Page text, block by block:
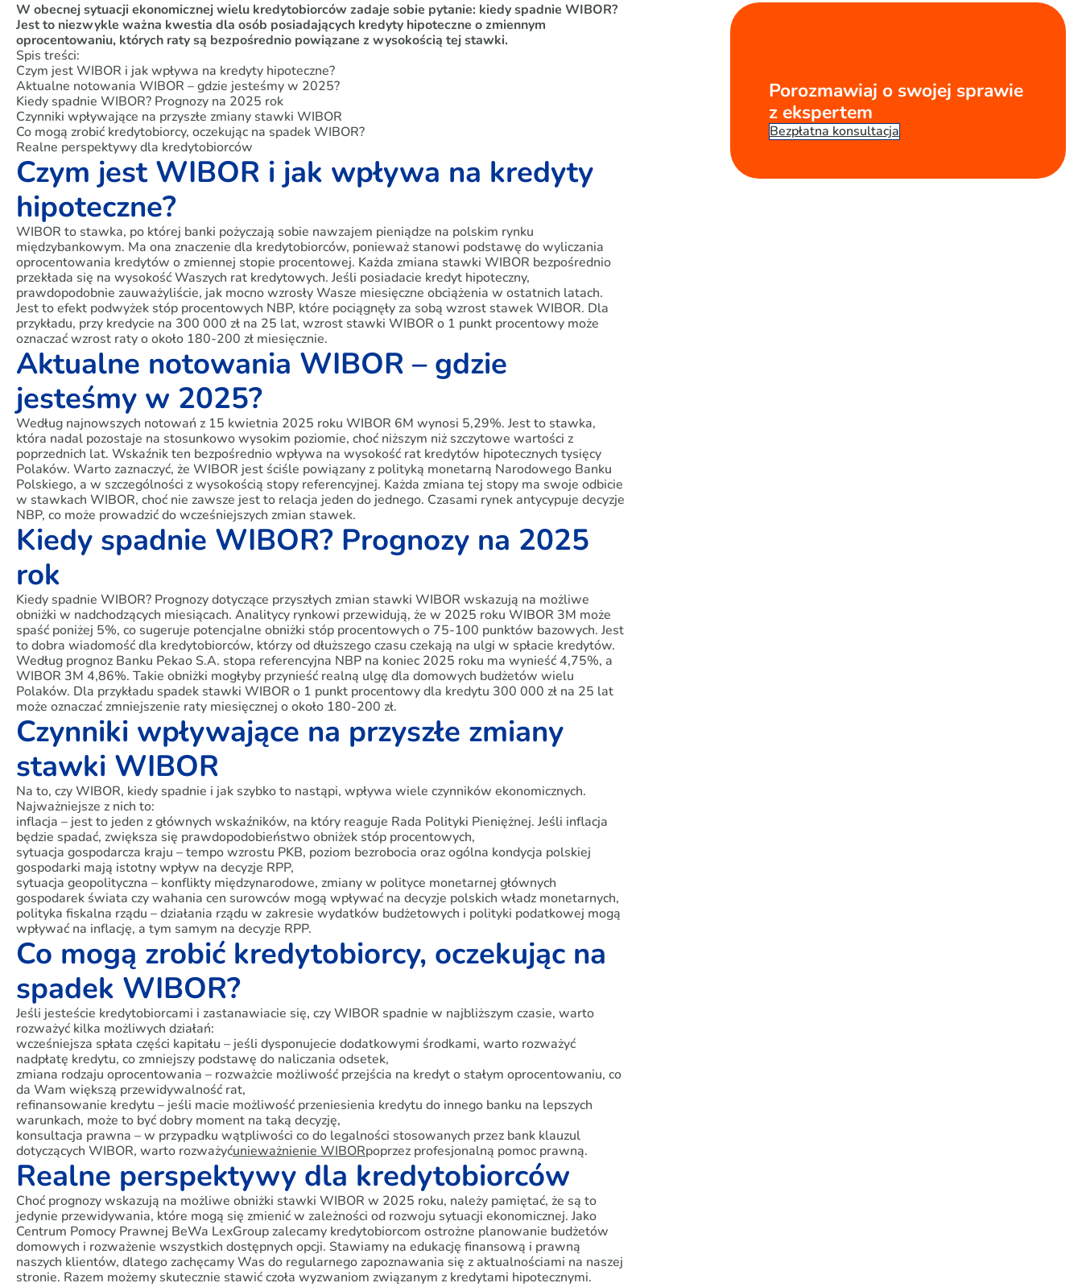
W obecnej sytuacji ekonomicznej wielu kredytobiorców zadaje sobie pytanie: kiedy spadnie WIBOR?
Jest to niezwykle ważna kwestia dla osób posiadających kredyty hipoteczne o zmiennym
oprocentowaniu, których raty są bezpośrednio powiązane z wysokością tej stawki.
Spis treści:
Czym jest WIBOR i jak wpływa na kredyty hipoteczne?
Aktualne notowania WIBOR – gdzie jesteśmy w 2025?
Kiedy spadnie WIBOR? Prognozy na 2025 rok
Czynniki wpływające na przyszłe zmiany stawki WIBOR
Co mogą zrobić kredytobiorcy, oczekując na spadek WIBOR?
Realne perspektywy dla kredytobiorców
Czym jest WIBOR i jak wpływa na kredyty
hipoteczne?
WIBOR to stawka, po której banki pożyczają sobie nawzajem pieniądze na polskim rynku
międzybankowym. Ma ona znaczenie dla kredytobiorców, ponieważ stanowi podstawę do wyliczania
oprocentowania kredytów o zmiennej stopie procentowej. Każda zmiana stawki WIBOR bezpośrednio
przekłada się na wysokość Waszych rat kredytowych. Jeśli posiadacie kredyt hipoteczny,
prawdopodobnie zauważyliście, jak mocno wzrosły Wasze miesięczne obciążenia w ostatnich latach.
Jest to efekt podwyżek stóp procentowych NBP, które pociągnęły za sobą wzrost stawek WIBOR. Dla
przykładu, przy kredycie na 300 000 zł na 25 lat, wzrost stawki WIBOR o 1 punkt procentowy może
oznaczać wzrost raty o około 180-200 zł miesięcznie.
Aktualne notowania WIBOR – gdzie
jesteśmy w 2025?
Według najnowszych notowań z 15 kwietnia 2025 roku WIBOR 6M wynosi 5,29%. Jest to stawka,
która nadal pozostaje na stosunkowo wysokim poziomie, choć niższym niż szczytowe wartości z
poprzednich lat. Wskaźnik ten bezpośrednio wpływa na wysokość rat kredytów hipotecznych tysięcy
Polaków. Warto zaznaczyć, że WIBOR jest ściśle powiązany z polityką monetarną Narodowego Banku
Polskiego, a w szczególności z wysokością stopy referencyjnej. Każda zmiana tej stopy ma swoje odbicie
w stawkach WIBOR, choć nie zawsze jest to relacja jeden do jednego. Czasami rynek antycypuje decyzje
NBP, co może prowadzić do wcześniejszych zmian stawek.
Kiedy spadnie WIBOR? Prognozy na 2025
rok
Kiedy spadnie WIBOR? Prognozy dotyczące przyszłych zmian stawki WIBOR wskazują na możliwe
obniżki w nadchodzących miesiącach. Analitycy rynkowi przewidują, że w 2025 roku WIBOR 3M może
spaść poniżej 5%, co sugeruje potencjalne obniżki stóp procentowych o 75-100 punktów bazowych. Jest
to dobra wiadomość dla kredytobiorców, którzy od dłuższego czasu czekają na ulgi w spłacie kredytów.
Według prognoz Banku Pekao S.A. stopa referencyjna NBP na koniec 2025 roku ma wynieść 4,75%, a
WIBOR 3M 4,86%. Takie obniżki mogłyby przynieść realną ulgę dla domowych budżetów wielu
Polaków. Dla przykładu spadek stawki WIBOR o 1 punkt procentowy dla kredytu 300 000 zł na 25 lat
może oznaczać zmniejszenie raty miesięcznej o około 180-200 zł.
Czynniki wpływające na przyszłe zmiany
stawki WIBOR
Na to, czy WIBOR, kiedy spadnie i jak szybko to nastąpi, wpływa wiele czynników ekonomicznych.
Najważniejsze z nich to:
inflacja – jest to jeden z głównych wskaźników, na który reaguje Rada Polityki Pieniężnej. Jeśli inflacja
będzie spadać, zwiększa się prawdopodobieństwo obniżek stóp procentowych,
sytuacja gospodarcza kraju – tempo wzrostu PKB, poziom bezrobocia oraz ogólna kondycja polskiej
gospodarki mają istotny wpływ na decyzje RPP,
sytuacja geopolityczna – konflikty międzynarodowe, zmiany w polityce monetarnej głównych
gospodarek świata czy wahania cen surowców mogą wpływać na decyzje polskich władz monetarnych,
polityka fiskalna rządu – działania rządu w zakresie wydatków budżetowych i polityki podatkowej mogą
wpływać na inflację, a tym samym na decyzje RPP.
Co mogą zrobić kredytobiorcy, oczekując na
spadek WIBOR?
Jeśli jesteście kredytobiorcami i zastanawiacie się, czy WIBOR spadnie w najbliższym czasie, warto
rozważyć kilka możliwych działań:
wcześniejsza spłata części kapitału – jeśli dysponujecie dodatkowymi środkami, warto rozważyć
nadpłatę kredytu, co zmniejszy podstawę do naliczania odsetek,
zmiana rodzaju oprocentowania – rozważcie możliwość przejścia na kredyt o stałym oprocentowaniu, co
da Wam większą przewidywalność rat,
refinansowanie kredytu – jeśli macie możliwość przeniesienia kredytu do innego banku na lepszych
warunkach, może to być dobry moment na taką decyzję,
konsultacja prawna – w przypadku wątpliwości co do legalności stosowanych przez bank klauzul
dotyczących WIBOR, warto rozważyćunieważnienie WIBORpoprzez profesjonalną pomoc prawną.
Realne perspektywy dla kredytobiorców
Choć prognozy wskazują na możliwe obniżki stawki WIBOR w 2025 roku, należy pamiętać, że są to
jedynie przewidywania, które mogą się zmienić w zależności od rozwoju sytuacji ekonomicznej. Jako
Centrum Pomocy Prawnej BeWa LexGroup zalecamy kredytobiorcom ostrożne planowanie budżetów
domowych i rozważenie wszystkich dostępnych opcji. Stawiamy na edukację finansową i prawną
naszych klientów, dlatego zachęcamy Was do regularnego zapoznawania się z aktualnościami na naszej
stronie. Razem możemy skutecznie stawić czoła wyzwaniom związanym z kredytami hipotecznymi.
Porozmawiaj o swojej sprawie
z ekspertem
Bezpłatna konsultacja